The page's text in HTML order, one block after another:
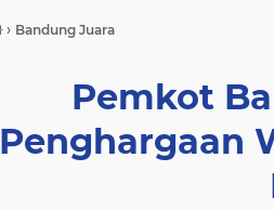
› Bandung Juara
Pemkot
Penghargaan